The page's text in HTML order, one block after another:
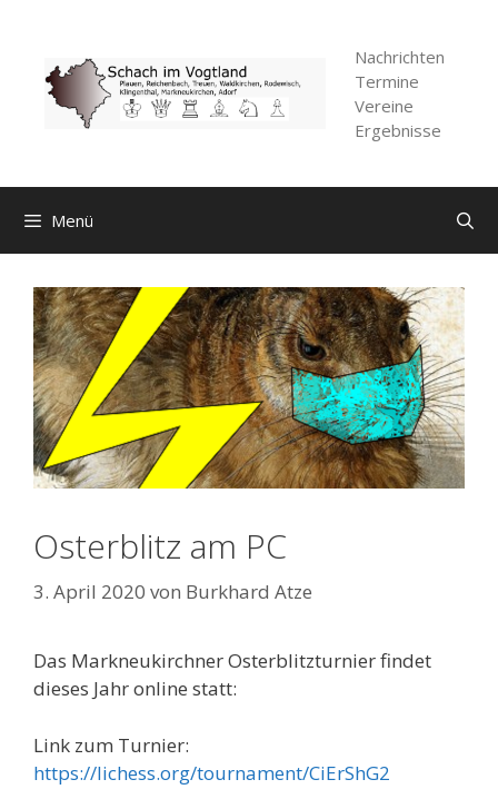
springen
Nachrichten
Termine
Vereine
Ergebnisse
Menü
Osterblitz am PC
3. April 2020 von Burkhard Atze
Das Markneukirchner Osterblitzturnier findet
dieses Jahr online statt:
Link zum Turnier:
https://lichess.org/tournament/CiErShG2